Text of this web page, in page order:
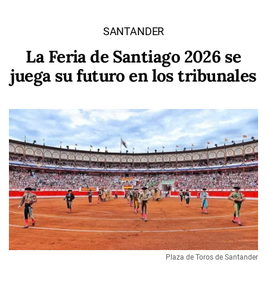
SANTANDER
La Feria de Santiago 2026 se
juega su futuro en los tribunales
Plaza de Toros de Santander